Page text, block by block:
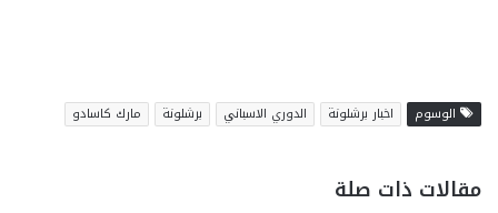
الوسوم اخبار برشلونة الدوري الاسباني برشلونة مارك كاسادو
مقالات ذات صلة